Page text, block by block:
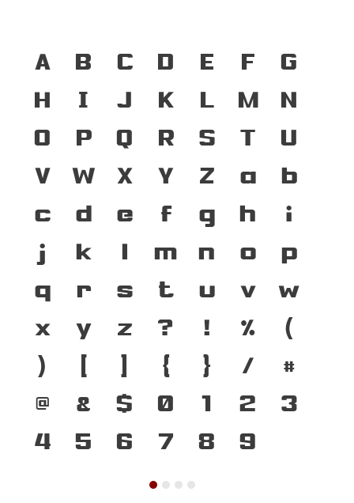
A B C D E F
G
H
I J K L M
N
O
P Q R S T
U
V
W X Y Z a
b
c
d e f g h
i
j
k l m n o
p
q
r s t u v
w
x
y z ? ! %
(
)
[ ] { } /
#
@
& $ 0 1 2
3
4
5 6 7 8 9